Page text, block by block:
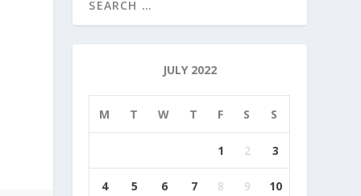
JULY 2022
M T W T F S S
1 2 3
4 5 6 7 8 9 10